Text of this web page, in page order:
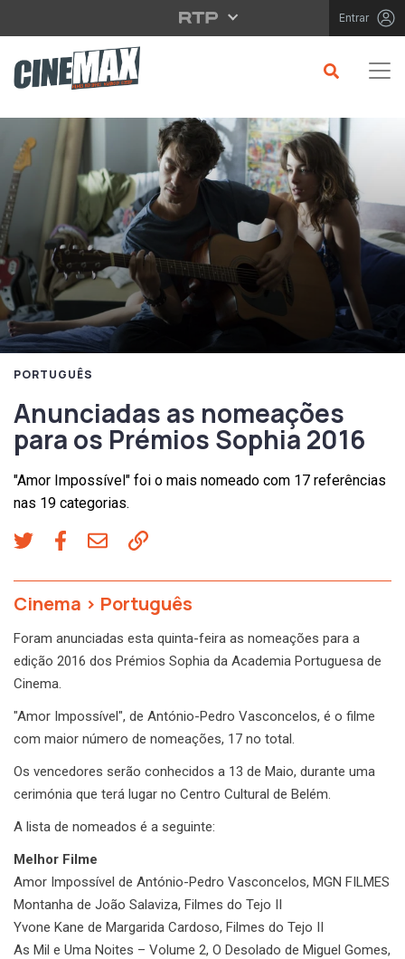
Saltar para o conteúdo principal Entrar
PORTUGUÊS
Anunciadas as nomeações
para os Prémios Sophia 2016
"Amor Impossível" foi o mais nomeado com 17 referências
nas 19 categorias.
Cinema > Português
Foram anunciadas esta quinta-feira as nomeações para a
edição 2016 dos Prémios Sophia da Academia Portuguesa de
Cinema.
"Amor Impossível", de António-Pedro Vasconcelos, é o filme
com maior número de nomeações, 17 no total.
Os vencedores serão conhecidos a 13 de Maio, durante uma
cerimónia que terá lugar no Centro Cultural de Belém.
A lista de nomeados é a seguinte:
Melhor Filme
Amor Impossível de António-Pedro Vasconcelos, MGN FILMES
Montanha de João Salaviza, Filmes do Tejo II
Yvone Kane de Margarida Cardoso, Filmes do Tejo II
As Mil e Uma Noites – Volume 2, O Desolado de Miguel Gomes,